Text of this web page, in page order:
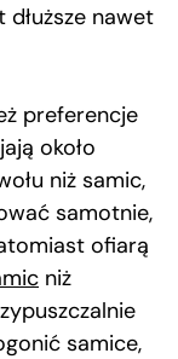
nawet
preferencje
około
niż samic,
samotnie,
ofiarą
niż
samice,